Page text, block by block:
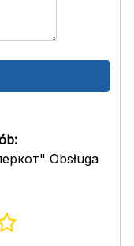
Obsługa